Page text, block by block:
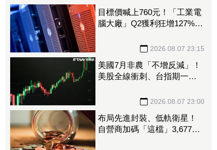
目標價喊上760元！「工業電
腦大廠」Q2獲利狂增127%
2026.08.07 23:15
美國7月非農「不增反減」！
美股全線衝刺、台指期一度
2026.08.07 23:00
布局先進封裝、低軌衛星！
自營商加碼「這檔」3,677萬